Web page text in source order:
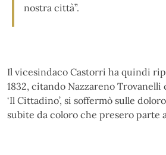
nostra città”.
Il vicesindaco Castorri ha quindi
1832, citando Nazzareno Trovanelli
‘Il Cittadino’, si soffermò sulle
subite da coloro che presero parte